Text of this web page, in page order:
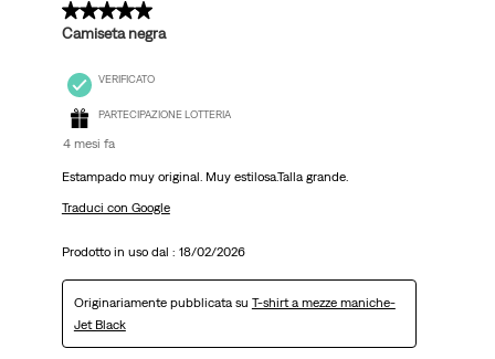
4 su 5 stelle.
Camiseta negra
VERIFICATO
PARTECIPAZIONE LOTTERIA
4 mesi fa
Estampado muy original. Muy estilosa.Talla grande.
Traduci con Google
Prodotto in uso dal : 18/02/2026
Originariamente pubblicata su T-shirt a mezze maniche-
Jet Black